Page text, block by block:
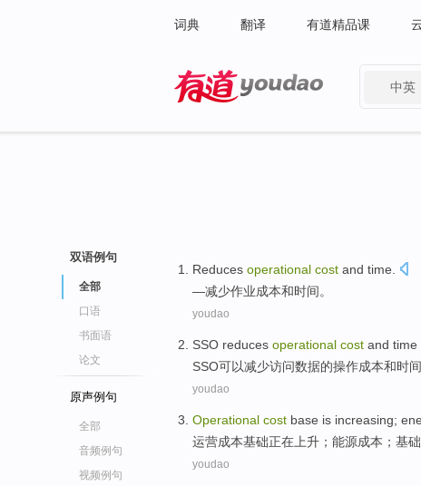
词典 翻译 有道精品课
中英
双语例句
全部
口语
书面语
论文
原声例句
全部
音频例句
视频例句
Reduces operational cost and time
—减少作业成本和时间。
youdao
SSO reduces operational cost and time
SSO可以减少访问数据的操作成本和时间
youdao
Operational cost base is increasing;
运营成本基础正在 上升； 能源成本 ； 基
youdao